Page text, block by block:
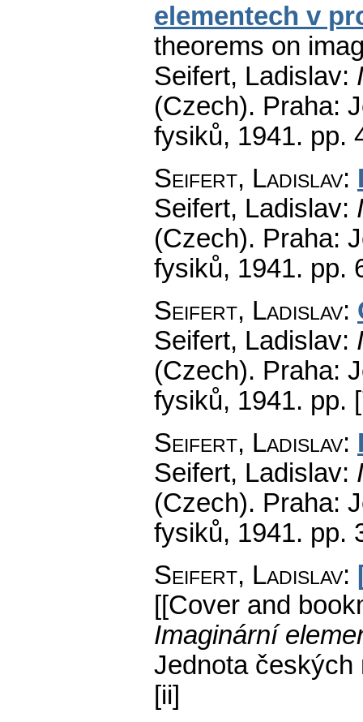
elementech v
theorems on
Seifert, Ladislav:
(Czech). Praha:
fysiků, 1941. pp.
Seifert, Ladislav:
Seifert, Ladislav:
(Czech). Praha:
fysiků, 1941. pp.
Seifert, Ladislav:
Seifert, Ladislav:
(Czech). Praha:
fysiků, 1941. pp.
Seifert, Ladislav:
Seifert, Ladislav:
(Czech). Praha:
fysiků, 1941. pp.
Seifert, Ladislav:
[[Cover and
Imaginární
Jednota
[ii]